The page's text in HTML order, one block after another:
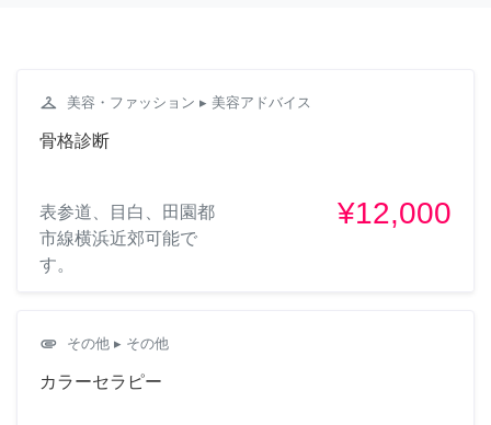
checkroom 美容・ファッション ▸ 美容アドバイス
骨格診断
表参道、目白、田園都
市線横浜近郊可能で
す。
¥12,000
attachment その他 ▸ その他
カラーセラピー